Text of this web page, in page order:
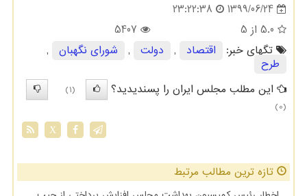
1399/06/24
23:22:38
5.0 از 5
5407
تگهای خبر:
اقتصاد , دولت , شورای نگهبان
,
طرح
این مطلب مجلس ایران را پسندیدید؟
(1)
(0)
X
تازه ترین مطالب مرتبط